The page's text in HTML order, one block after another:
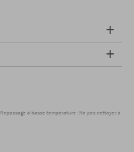
Repassage à basse température Ne pas nettoyer à